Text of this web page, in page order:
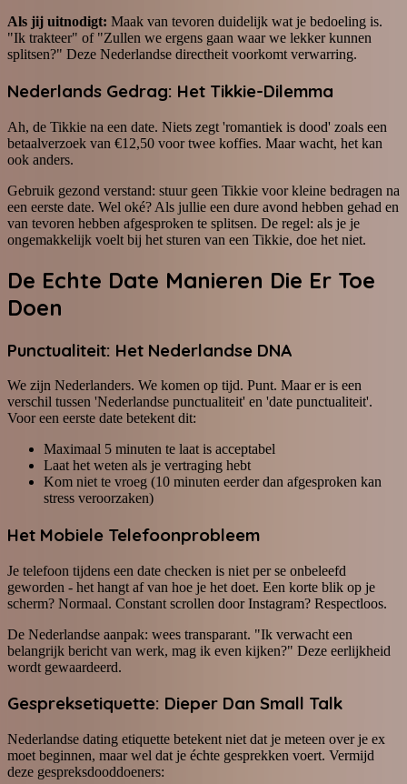
Als jij uitnodigt: Maak van tevoren duidelijk wat je bedoeling is.
"Ik trakteer" of "Zullen we ergens gaan waar we lekker kunnen
splitsen?" Deze Nederlandse directheit voorkomt verwarring.
Nederlands Gedrag: Het Tikkie-Dilemma
Ah, de Tikkie na een date. Niets zegt 'romantiek is dood' zoals een
betaalverzoek van €12,50 voor twee koffies. Maar wacht, het kan
ook anders.
Gebruik gezond verstand: stuur geen Tikkie voor kleine bedragen na
een eerste date. Wel oké? Als jullie een dure avond hebben gehad en
van tevoren hebben afgesproken te splitsen. De regel: als je je
ongemakkelijk voelt bij het sturen van een Tikkie, doe het niet.
De Echte Date Manieren Die Er Toe
Doen
Punctualiteit: Het Nederlandse DNA
We zijn Nederlanders. We komen op tijd. Punt. Maar er is een
verschil tussen 'Nederlandse punctualiteit' en 'date punctualiteit'.
Voor een eerste date betekent dit:
Maximaal 5 minuten te laat is acceptabel
Laat het weten als je vertraging hebt
Kom niet te vroeg (10 minuten eerder dan afgesproken kan
stress veroorzaken)
Het Mobiele Telefoonprobleem
Je telefoon tijdens een date checken is niet per se onbeleefd
geworden - het hangt af van hoe je het doet. Een korte blik op je
scherm? Normaal. Constant scrollen door Instagram? Respectloos.
De Nederlandse aanpak: wees transparant. "Ik verwacht een
belangrijk bericht van werk, mag ik even kijken?" Deze eerlijkheid
wordt gewaardeerd.
Gespreksetiquette: Dieper Dan Small Talk
Nederlandse dating etiquette betekent niet dat je meteen over je ex
moet beginnen, maar wel dat je échte gesprekken voert. Vermijd
deze gespreksdooddoeners: